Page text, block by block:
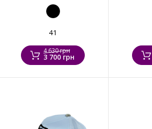
41
4 630 грн
3 700 грн